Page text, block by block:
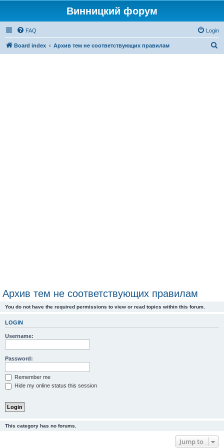
Винницкий форум
FAQ Login
Board index Архив тем не соответствующих правилам
Архив тем не соответствующих правилам
You do not have the required permissions to view or read topics within this forum.
LOGIN
Username:
Password:
Remember me
Hide my online status this session
This category has no forums.
Jump to